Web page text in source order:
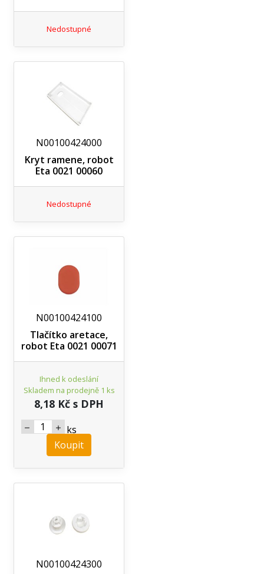
Nedostupné
N00100424000
Kryt ramene, robot
Eta 0021 00060
Nedostupné
N00100424100
Tlačítko aretace,
robot Eta 0021 00071
Ihned k odeslání
Skladem na prodejně 1 ks
8,18 Kč s DPH
ks
Koupit
N00100424300